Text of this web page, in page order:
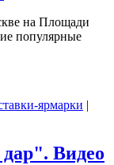
на Площади
популярные
ярмарки |
Видео